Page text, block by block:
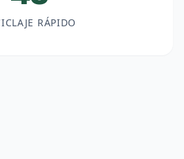
RÁPIDO